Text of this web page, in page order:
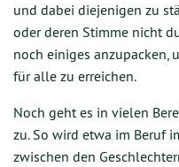
und dabei diejenigen zu
oder deren Stimme nicht
noch einiges anzupacken,
für alle zu erreichen.
Noch geht es in vielen
zu. So wird etwa im Beruf
zwischen den